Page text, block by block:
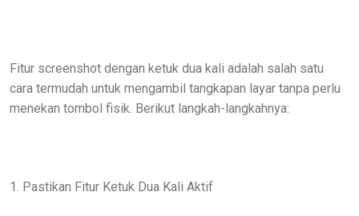
Fitur screenshot dengan ketuk dua kali adalah salah satu
cara termudah untuk mengambil tangkapan layar tanpa perlu
menekan tombol fisik. Berikut langkah-langkahnya:
1. Pastikan Fitur Ketuk Dua Kali Aktif